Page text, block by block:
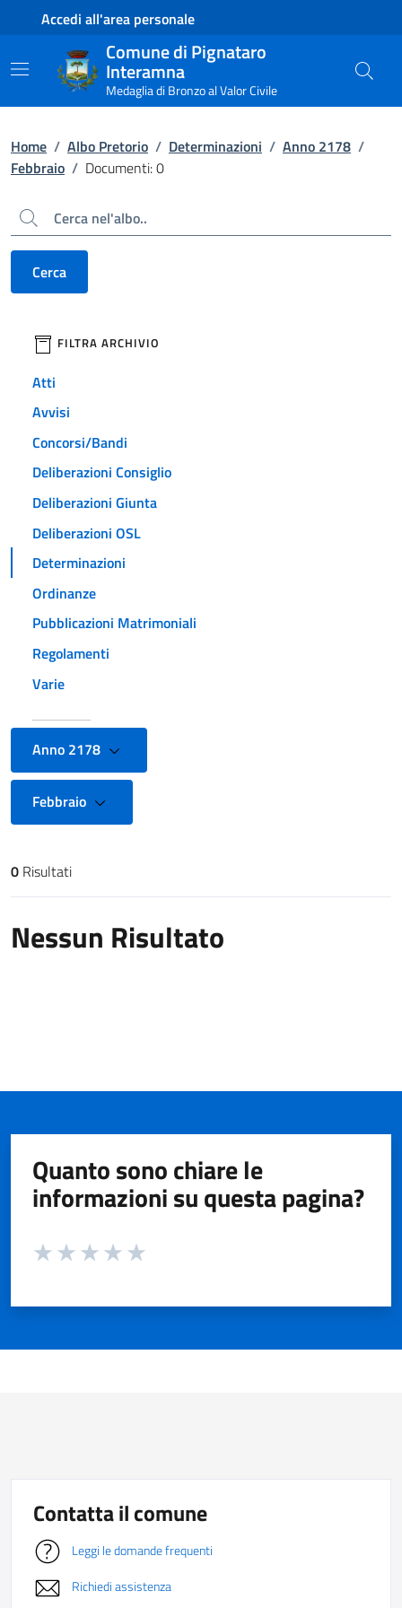
Contenuto principale
Piede di paginaAccedi all'area personale
Comune di Pignataro
Interamna
Medaglia di Bronzo al Valor Civile
Home / Albo Pretorio / Determinazioni / Anno 2178 /
Febbraio / Documenti: 0
Cerca
Cerca
filtri da applicare
FILTRA ARCHIVIO
Atti
Avvisi
Concorsi/Bandi
Deliberazioni Consiglio
Deliberazioni Giunta
Deliberazioni OSL
Determinazioni
Ordinanze
Pubblicazioni Matrimoniali
Regolamenti
Varie
Anno 2178
Febbraio
Risultati di ricerca
0 Risultati
Nessun Risultato
Quanto sono chiare le
informazioni su questa pagina?
Valuta da 1 a 5 stelle la pagina
Contatta il comune
Leggi le domande frequenti
Richiedi assistenza